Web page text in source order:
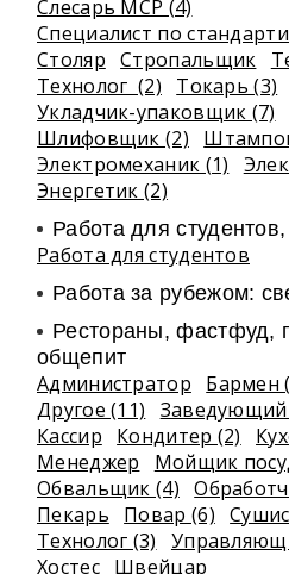
Слесарь МСР (4)
Специалист по
Столяр Стропальщик
Технолог (2)
Токарь (3)
Укладчик-упаковщик (7)
Шлифовщик (2)
Электромеханик (1)
Энергетик (2)
Работа для
Работа для студентов
Работа за рубежом:
Рестораны, фастфуд,
общепит
Администратор Бармен
Другое (11)
Кассир
Кондитер (2)
Менеджер
Мойщик
Обвальщик (4)
Пекарь
Повар (6)
Технолог (3)
Хостес Швейцар